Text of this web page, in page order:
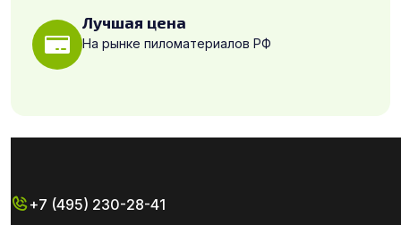
Лучшая цена
На рынке пиломатериалов РФ
+7 (495) 230-28-41